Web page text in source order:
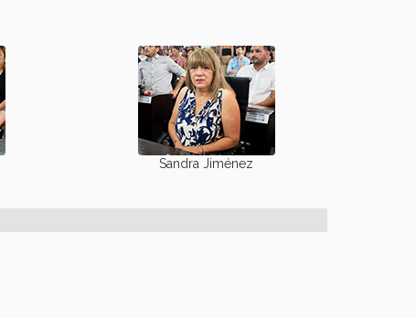
Sandra Jiménez